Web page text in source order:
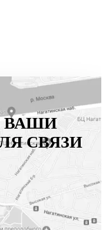
ВАШИ
СВЯЗИ